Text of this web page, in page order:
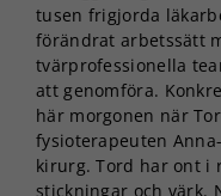
tusen frigjorda
förändrat arbetssätt
tvärprofessionella
att genomföra.
här morgonen när
fysioterapeuten
kirurg. Tord har ont i
stickningar och värk.